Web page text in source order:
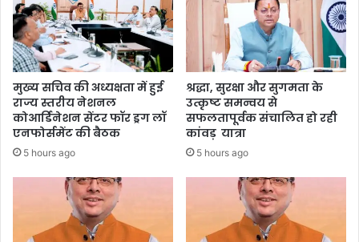
मुख्य सचिव की अध्यक्षता में हुई
राज्य स्तरीय नेशनल
कोआर्डिनेशन सेंटर फॉर ड्रग लॉ
एनफोर्समेंट की बैठक
5 hours ago
श्रद्धा, सुरक्षा और सुगमता के
उत्कृष्ट समन्वय से
सफलतापूर्वक संचालित हो रही
कांवड़ यात्रा
5 hours ago